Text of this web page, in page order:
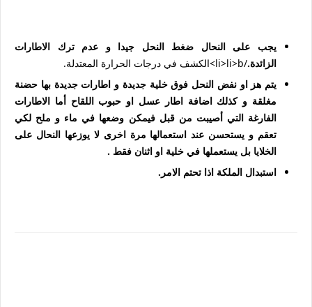
يجب على النحال ضغط النحل جيدا و عدم ترك الاطارات
الزائدة./li>li>b>الكشف في درجات الحرارة المعتدلة.
يتم هز او نفض النحل فوق خلية جديدة و اطارات جديدة بها حضنة
مغلقة و كذلك اضافة اطار عسل او حبوب اللقاح أما الاطارات
الفارغة التي أصيبت من قبل فيمكن وضعها في ماء و ملح لكي
تعقم و يستحسن عند استعمالها مرة اخرى لا يوزعها النحال على
الخلايا بل يستعملها في خلية او اثنان فقط .
استبدال الملكة اذا تحتم الامر.